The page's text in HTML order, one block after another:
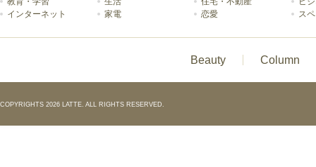
インターネット
家電 恋愛 ス
Beauty Column
COPYRIGHTS 2026 LATTE. ALL RIGHTS RESERVED.